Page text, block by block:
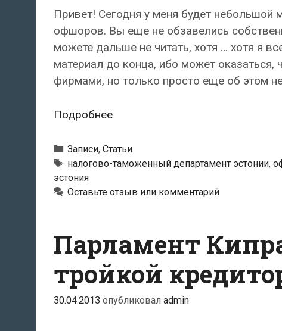
Привет! Сегодня у меня будет небольшой
офшоров. Вы еще не обзавелись
можете дальше не читать, хотя … хотя я
материал до конца, ибо может
фирмами, но только просто еще об этом
ПодробнееAchtung!
Офшор!
Рубрики
Записи, Статьи
Метки
налогово-таможенный департамент эстонии,
эстония
Оставьте отзыв или комментарий
Парламент
тройкой
30.04.2013 опубликовал admin